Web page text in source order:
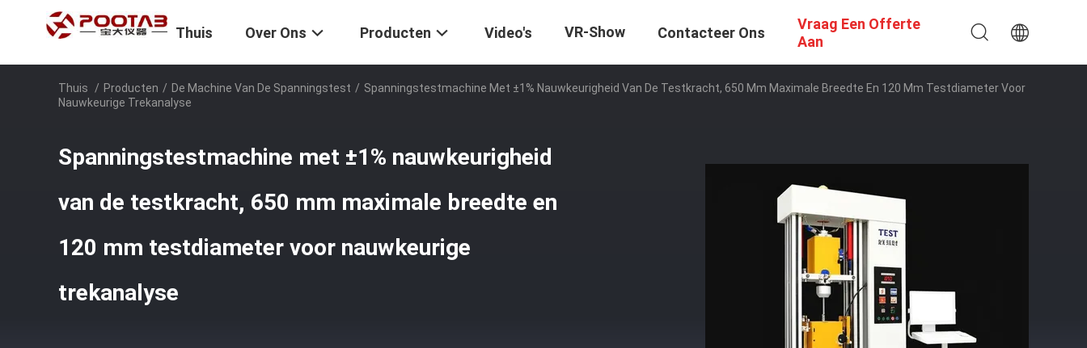
Thuis Over Ons Producten Video's VR-Show Contacteer Ons
Vraag Een Offerte
Aan
Thuis / Producten / De Machine Van De Spanningstest / Spanningstestmachine Met ±1% Nauwkeurigheid Van De Testkracht, 650 Mm Maximale Breedte En 120 Mm Testdiameter Voor
Nauwkeurige Trekanalyse
Spanningstestmachine met ±1% nauwkeurigheid
van de testkracht, 650 mm maximale breedte en
120 mm testdiameter voor nauwkeurige
trekanalyse